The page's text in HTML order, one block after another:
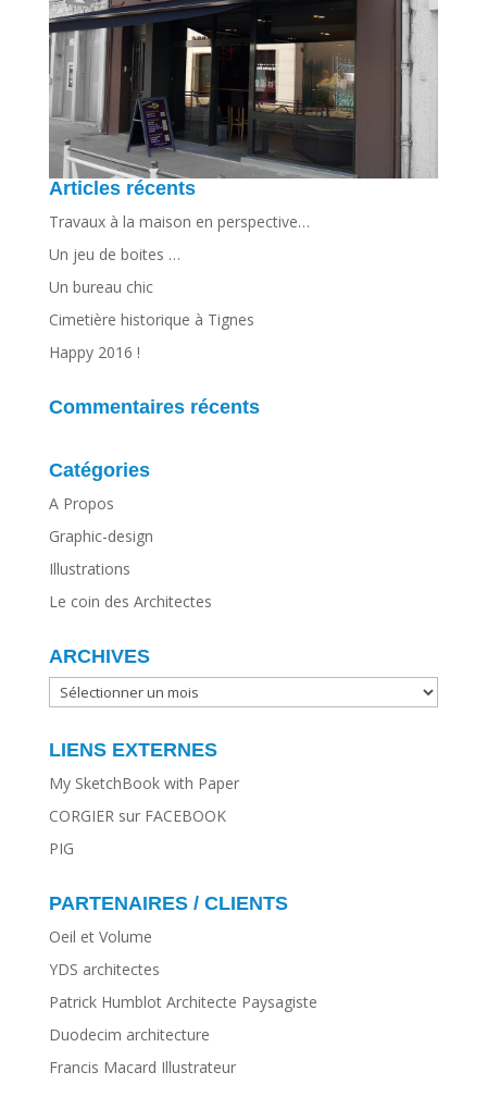
Articles récents
Travaux à la maison en perspective…
Un jeu de boites …
Un bureau chic
Cimetière historique à Tignes
Happy 2016 !
Commentaires récents
Catégories
A Propos
Graphic-design
Illustrations
Le coin des Architectes
ARCHIVES
ARCHIVES
LIENS EXTERNES
My SketchBook with Paper
CORGIER sur FACEBOOK
PIG
PARTENAIRES / CLIENTS
Oeil et Volume
YDS architectes
Patrick Humblot Architecte Paysagiste
Duodecim architecture
Francis Macard Illustrateur